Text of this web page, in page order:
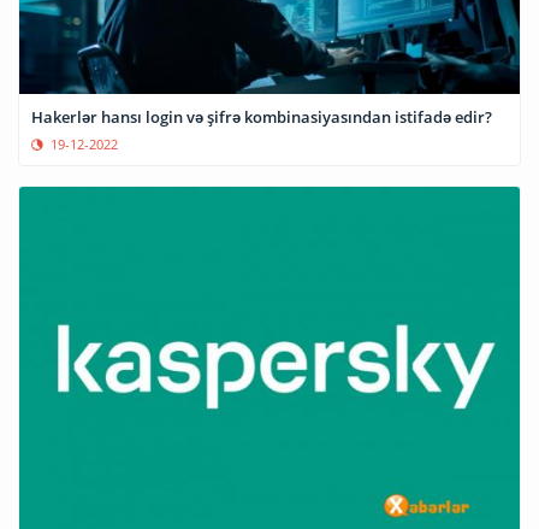
Hakerlər hansı login və şifrə kombinasiyasından istifadə edir?
19-12-2022